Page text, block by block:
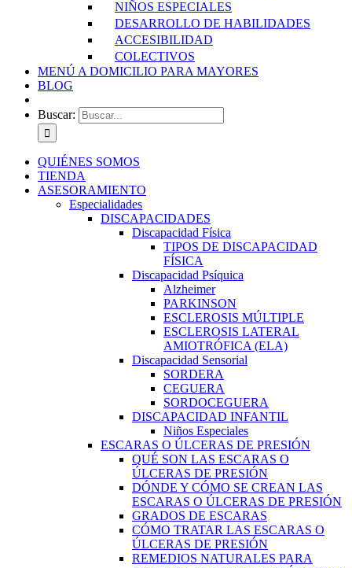
NIÑOS ESPECIALES
DESARROLLO DE HABILIDADES
ACCESIBILIDAD
COLECTIVOS
MENÚ A DOMICILIO PARA MAYORES
BLOG
Buscar:
QUIÉNES SOMOS
TIENDA
ASESORAMIENTO
Especialidades
DISCAPACIDADES
Discapacidad Física
TIPOS DE DISCAPACIDAD
FÍSICA
Discapacidad Psíquica
Alzheimer
PARKINSON
ESCLEROSIS MÚLTIPLE
ESCLEROSIS LATERAL
AMIOTRÓFICA (ELA)
Discapacidad Sensorial
SORDERA
CEGUERA
SORDOCEGUERA
DISCAPACIDAD INFANTIL
Niños Especiales
ESCARAS O ÚLCERAS DE PRESIÓN
QUÉ SON LAS ESCARAS O
ÚLCERAS DE PRESIÓN
DÓNDE Y CÓMO SE CREAN LAS
ESCARAS O ÚLCERAS DE PRESIÓN
GRADOS DE ESCARAS
CÓMO TRATAR LAS ESCARAS O
ÚLCERAS DE PRESIÓN
REMEDIOS NATURALES PARA